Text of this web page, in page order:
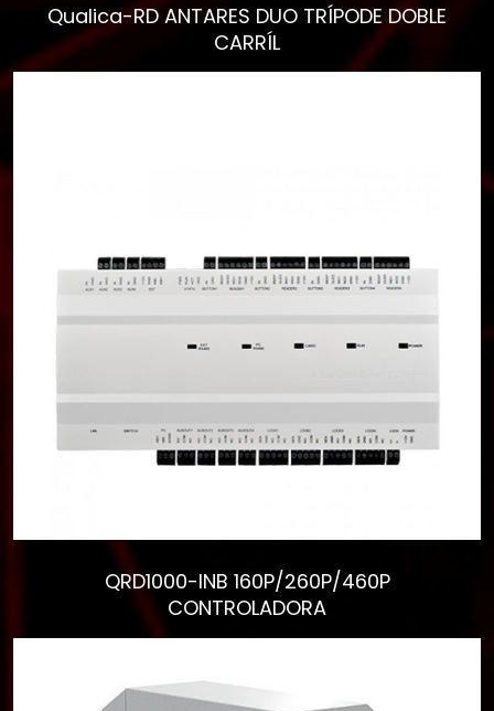
Empieza a escribir para
ver resultados.
resultados
Qualica-RD ANTARES DUO TRÍPODE DOBLE
CARRÍL
QRD1000-INB 160P/260P/460P
CONTROLADORA